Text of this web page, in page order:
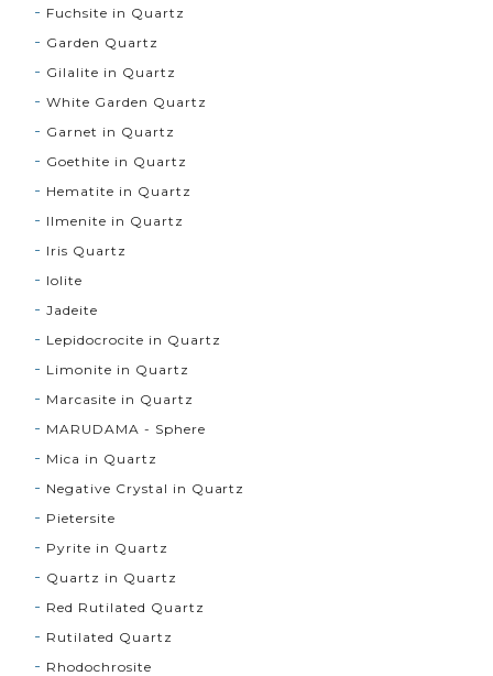
Fuchsite in Quartz
Garden Quartz
Gilalite in Quartz
White Garden Quartz
Garnet in Quartz
Goethite in Quartz
Hematite in Quartz
Ilmenite in Quartz
Iris Quartz
Iolite
Jadeite
Lepidocrocite in Quartz
Limonite in Quartz
Marcasite in Quartz
MARUDAMA - Sphere
Mica in Quartz
Negative Crystal in Quartz
Pietersite
Pyrite in Quartz
Quartz in Quartz
Red Rutilated Quartz
Rutilated Quartz
Rhodochrosite